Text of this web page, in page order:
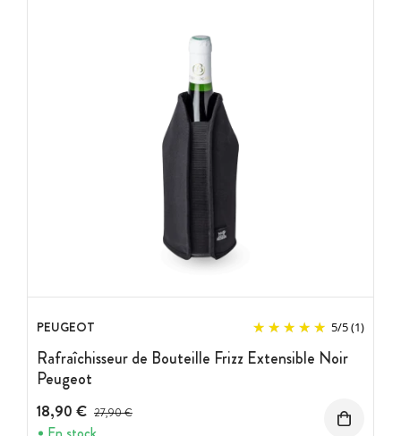
PEUGEOT 5/5(1)
Rafraîchisseur de Bouteille Frizz Extensible Noir
Peugeot
18,90 € Prix avant réduction :
27,90 €